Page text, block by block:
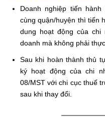
Doanh nghiệp tiến
cùng quận/huyện thì tiến
dung hoạt động của chi
doanh mà không phải
Sau khi hoàn thành thủ
ký hoạt động của chi
08/MST với chi cục thuế
sau khi thay đổi.